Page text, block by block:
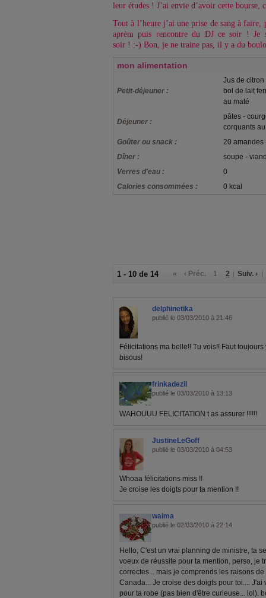
leur études ! J’ai envie d’avoir cette
Tout à l’heure j’ai une prise de sang à faire,
aprèm puis rencontre du DJ ce soir ! Je
soir ! :-) Bon, je ne traine pas, il y a du
mon alimentation
Petit-déjeuner :
Jus de
bol de lait
au maté
Déjeuner :
pâtes -
corquants
Goûter ou snack :
20 amandes
Dîner :
soupe -
Verres d'eau :
0
Calories consommées :
0 kcal
1 - 10 de 14 « ‹ Préc. 1 2 Suiv. ›
delphinetika
publié le 03/03/2010 à 21:46
Félicitations ma belle!! Tu vois!! Faut
bisous!
frinkadezil
publié le 03/03/2010 à 13:13
WAHOUUU FELICITATION t as assurer !!!!!!
JustineLeGoff
publié le 03/03/2010 à 04:53
Whoaa félicitations miss !!
Je croise les doigts pour ta mention !!
walma
publié le 02/03/2010 à 22:14
Hello, C'est un vrai planning de ministre, ta
voeux de réussite pour ta mention, perso, je
correctes... mais je comprends les raisons
Canada... Je croise des doigts pour toi....
pour ta robe (pas bien d'être curieuse... lol).